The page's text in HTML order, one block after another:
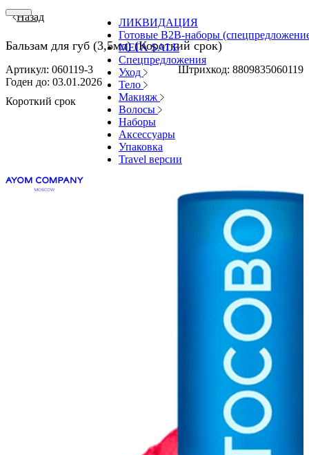
ЛИКВИДАЦИЯ
Готовые В2В-наборы
МЕГА SALE
Спецпредложения
Уход
Тело
Макияж
Волосы
Наборы
Аксессуары
Упаковка
Travel версии
Назад
Бальзам для губ (3,5мл) (Короткий срок)
Артикул: 060119-3
Штрихкод: 8809835060119
Годен до: 03.01.2026
Короткий срок